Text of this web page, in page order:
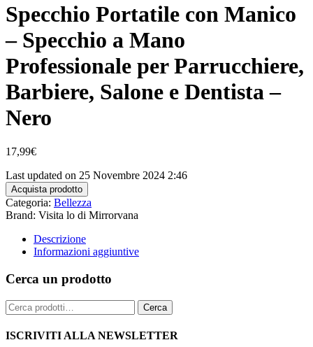
Specchio Portatile con Manico
– Specchio a Mano
Professionale per Parrucchiere,
Barbiere, Salone e Dentista –
Nero
17,99€
Last updated on 25 Novembre 2024 2:46
Acquista prodotto
Categoria: Bellezza
Brand: Visita lo di Mirrorvana
Descrizione
Informazioni aggiuntive
Cerca un prodotto
Cerca: Cerca
ISCRIVITI ALLA NEWSLETTER